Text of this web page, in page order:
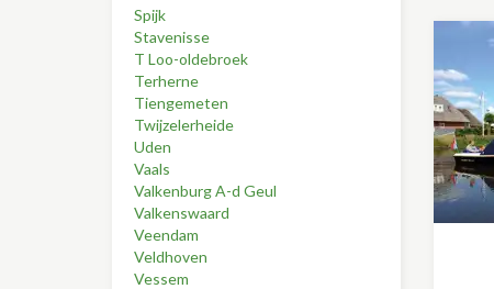
Spijk
Stavenisse
T Loo-oldebroek
Terherne
Tiengemeten
Twijzelerheide
Uden
Vaals
Valkenburg A-d Geul
Valkenswaard
Veendam
Veldhoven
Vessem